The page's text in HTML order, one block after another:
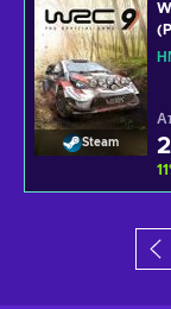
Steam
11